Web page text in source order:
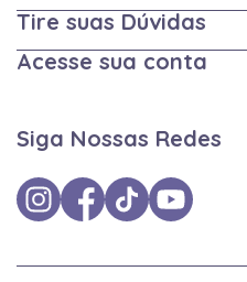
Tire suas Dúvidas
Acesse sua conta
Siga Nossas Redes